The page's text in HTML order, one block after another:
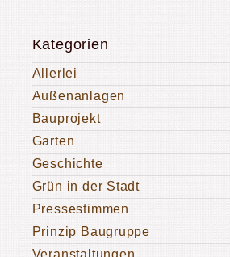
Kategorien
Allerlei
Außenanlagen
Bauprojekt
Garten
Geschichte
Grün in der Stadt
Pressestimmen
Prinzip Baugruppe
Veranstaltungen